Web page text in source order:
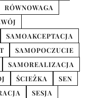
RÓWNOWAGA
SAMOAKCEPTACJA
SAMOPOCZUCIE
SAMOREALIZACJA
ŚCIEŻKA
SEN
SESJA